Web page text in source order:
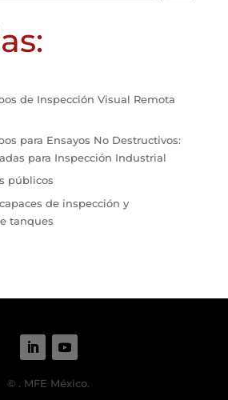
de Inspección Visual Remota
para Ensayos No Destructivos:
para Inspección Industrial
públicos
de inspección y
tanques
© . MFE México.